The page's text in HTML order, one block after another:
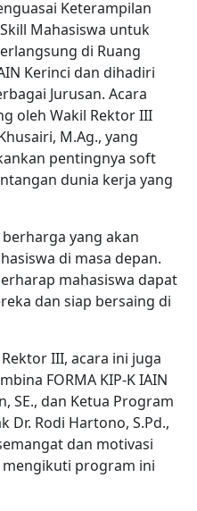
Keterampilan
Mahasiswa untuk
di Ruang
Kerinci dan dihadiri
Jurusan. Acara
oleh Wakil Rektor III
M.Ag., yang
pentingnya soft
dunia kerja yang
yang akan
di masa depan.
mahasiswa dapat
dan siap bersaing di
III, acara ini juga
FORMA KIP-K IAIN
SE., dan Ketua Program
Dr. Rodi Hartono, S.Pd.,
dan motivasi
program ini